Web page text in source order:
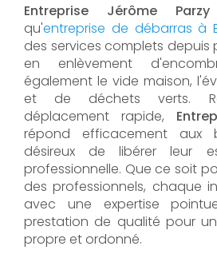
Entreprise Jérôme Parzy
qu'entreprise de débarras à
des services complets depuis
en enlèvement
également le vide maison,
et de déchets verts.
déplacement rapide,
répond efficacement aux
désireux de libérer leur
professionnelle. Que ce soit
des professionnels, chaque
avec une expertise
prestation de qualité pour
propre et ordonné.